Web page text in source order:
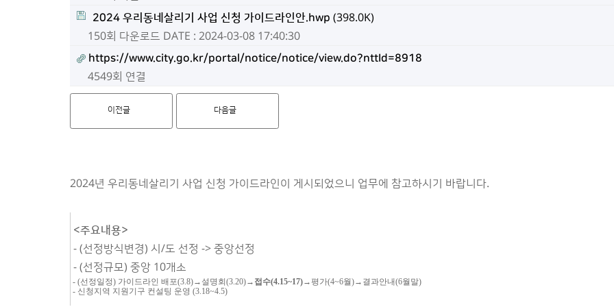
2024 우리동네살리기 사업 신청 가이드라인안.hwp (398.0K)
150회 다운로드 DATE : 2024-03-08 17:40:30
https://www.city.go.kr/portal/notice/notice/view.do?nttId=8918
4549회 연결
이전글 다음글
2024년 우리동네살리기 사업 신청 가이드라인이 게시되었으니 업무에 참고하시기 바랍니다.
<주요내용>
- (선정방식변경) 시/도 선정 -> 중앙선정
- (선정규모) 중앙 10개소
- (선정일정) 가이드라인 배포(3.8)→설명회(3.20)→ 접수(4.15~17)→평가(4~6월)→결과안내(6월말)
- 신청지역 지원기구 컨설팅 운영 (3.18~4.5)